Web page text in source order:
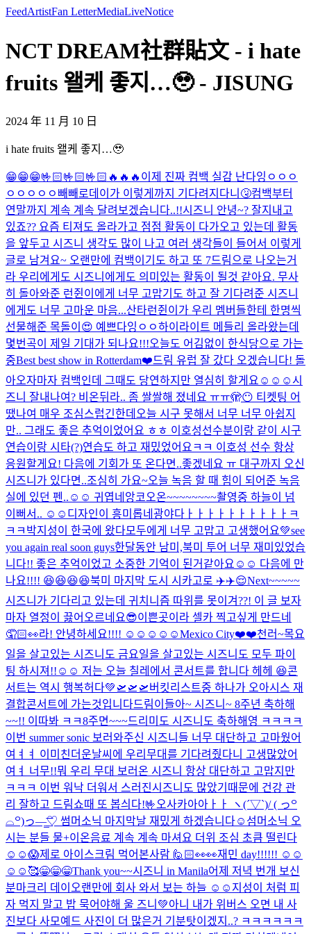
FeedArtistFan LetterMediaLiveNotice
NCT DREAM社群貼文 - i hate
fruits 왤케 좋지…🥹 - JISUNG
2024 年 11 月 10 日
i hate fruits 왤케 좋지…🥹
😁😁😁🤟🏻🤟🏻🤟🏻🔥🔥🔥 이제 진짜 컴백 실감 난다잉ㅇㅇㅇ
ㅇㅇㅇㅇㅇ 빼빼로데이가 이렇게까지 기다려지다니🤧컴백부터
연말까지 계속 계속 달려보겠습니다..!!시즈니 안녕~? 잘지내고
있죠?? 요즘 티져도 올라가고 점점 활동이 다가오고 있는데 활동
을 앞두고 시즈니 생각도 많이 나고 여러 생각들이 들어서 이렇게
글로 남겨요~ 오랜만에 컴백이기도 하고 또 7드림으로 나오는거
라 우리에게도 시즈니에게도 의미있는 활동이 될것 같아요. 무사
히 돌아와준 런쥔이에게 너무 고맙기도 하고 잘 기다려준 시즈니
에게도 너무 고마운 마음...산타런쥔이가 우리 멤버들한테 한명씩
선물해준 목돌이😍 예쁘다잉ㅇㅇ하이라이트 메들리 올라왔는데
몇번곡이 제일 기대가 되나요!!!오늘도 어김없이 한식당으로 가는
중Best best show in Rotterdam❤️드림 유럽 잘 갔다 오겠습니다! 돌
아오자마자 컴백인데 그때도 당연하지만 열심히 할게요☺️☺️☺️ 시
즈니 잘내나여? 비온뒤라.. 좀 쌀쌀해 졌네요 ㅠㅠ🫣😶 티켓팅 어
땠나여 매우 조심스럽긴한데 오늘 시구 못해서 너무 너무 아쉽지
만.. 그래도 좋은 추억이었어요 ㅎㅎ 이호성선수분이랑 같이 시구
연습이랑 시타(?)연습도 하고 재밌었어요ㅋㅋ 이호성 선수 항상
응원할게요! 다음에 기회가 또 온다면..좋겠네요 ㅠ 대구까지 오신
시즈니가 있다면..조심히 가요~오늘 녹음 할 때 힘이 되어준 녹음
실에 있던 펜..☺️☺️ 귀엽네 앙코오온~~~~~~~~촬영중 하늘이 넘
이뻐서.. ☺️☺️ 디자인이 흥미롭네 광야다ㅏㅏㅏㅏㅏㅏㅏㅏㅏㅏㅋ
ㅋㅋ 박지성이 한국에 왔다모두에게 너무 고맙고 고생했어요💚see
you again real soon guys한달동안 남미,북미 투어 너무 재미있었습
니다!! 좋은 추억이었고 소중한 기억이 된거같아요☺️☺️ 다음에 만
나요!!!! 😆😆😆😆북미 마지막 도시 시카고로 ✈️✈️😌Next~~~~~
시즈니가 기다리고 있는데 귀치니즘 따위를 못이겨??! 이 글 보자
마자 열정이 끓어오르네요😎이쁜곳이라 셀카 찍고싶게 만드네
🤦🏻👀라! 안녕하세요!!!! ☺️☺️☺️☺️☺️Mexico City❤️❤️천러~목요
일을 살고있는 시즈니도 금요일을 살고있는 시즈니도 모두 파이
팅 하시져!!☺️☺️ 저는 오늘 칠레에서 콘서트를 합니다 헤헤 😆콘
서트는 역시 행복허다💚 🛫🛫🛫버킷리스트중 하나가 오아시스 재
결합콘서트에 가는것입니다드림이들아~ 시즈니~ 8주년 축하해
~~!! 이따봐 ㅋㅋ8주면~~~드리미도 시즈니도 축하해영 ㅋㅋㅋㅋ
이번 summer sonic 보러와주신 시즈니들 너무 대단하고 고마웠어
여ㅕㅕ 이미친더운날씨에 우리무대를 기다려줬다니 고생많았어
여ㅕ 너무!!뭐 우리 무대 보러온 시즈니 항상 대단하고 고맙지만
ㅋㅋㅋ 이번 워낙 더워서 스러진시즈니도 많았기때문에 건강 관
리 잘하고 드림쇼때 또 봅싀다!🤟 오사카아아ㅏㅏ ヽ(´▽`)/ ( っ꒪
⌓꒪)っ—̳͟͞͞♡ 썸머소닉 마지막날 재밌게 하겠습니다☺️ 섬머소닉 오
시는 분들 물+이온음료 계속 계속 마셔요 더위 조심 초큼 떨린다
☺️☺️😱제로 아이스크림 먹어본사람 🙋🏻👀👀재민 day!!!!!! ☺️☺️
☺️☺️ 🥰😁😁😁Thank you~~시즈니 in Manila어제 저녁 번개 보신
분마크리 데이 오랜만에 회사 와서 보는 하늘 ☺️☺️ 지성이 처럼 피
자 먹지 말고 밥 묵어야해 울 즈니💚아니 내가 위버스 오면 내 사
진보다 사모예드 사진이 더 많은거 기분탓이겠지..? ㅋㅋㅋㅋㅋㅋ